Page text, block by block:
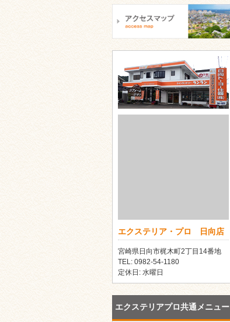
エクステリア・プロ 日向店
宮崎県日向市梶木町2丁目14番地
TEL: 0982-54-1180
定休日: 水曜日
エクステリアプロ共通メニュー